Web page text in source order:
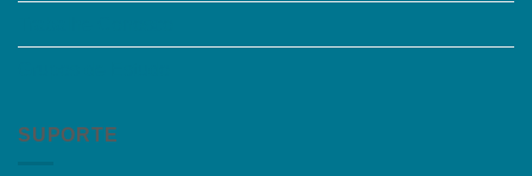
SUPORTE